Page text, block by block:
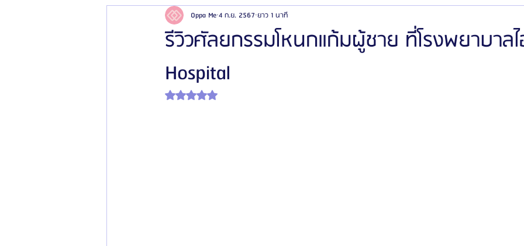
รีวิวศัลยกรรมฉีดไขมัน รีวิวศัลยกรรมดูดไขมัน
โรงพยาบาลศัลยกรรมเฟรช
รีวิวศัลยกรรมโหนกแก้มผู้ชาย ที่โรงพยาบาล
Hospital
Oppa Me4 ก.ย. 2567 ยาว 1 นาที
ได้รับ NaN เต็ม 5 ดาว